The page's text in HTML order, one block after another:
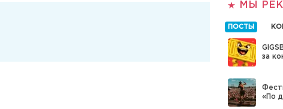
МЫ
ПОСТЫ
за
«По